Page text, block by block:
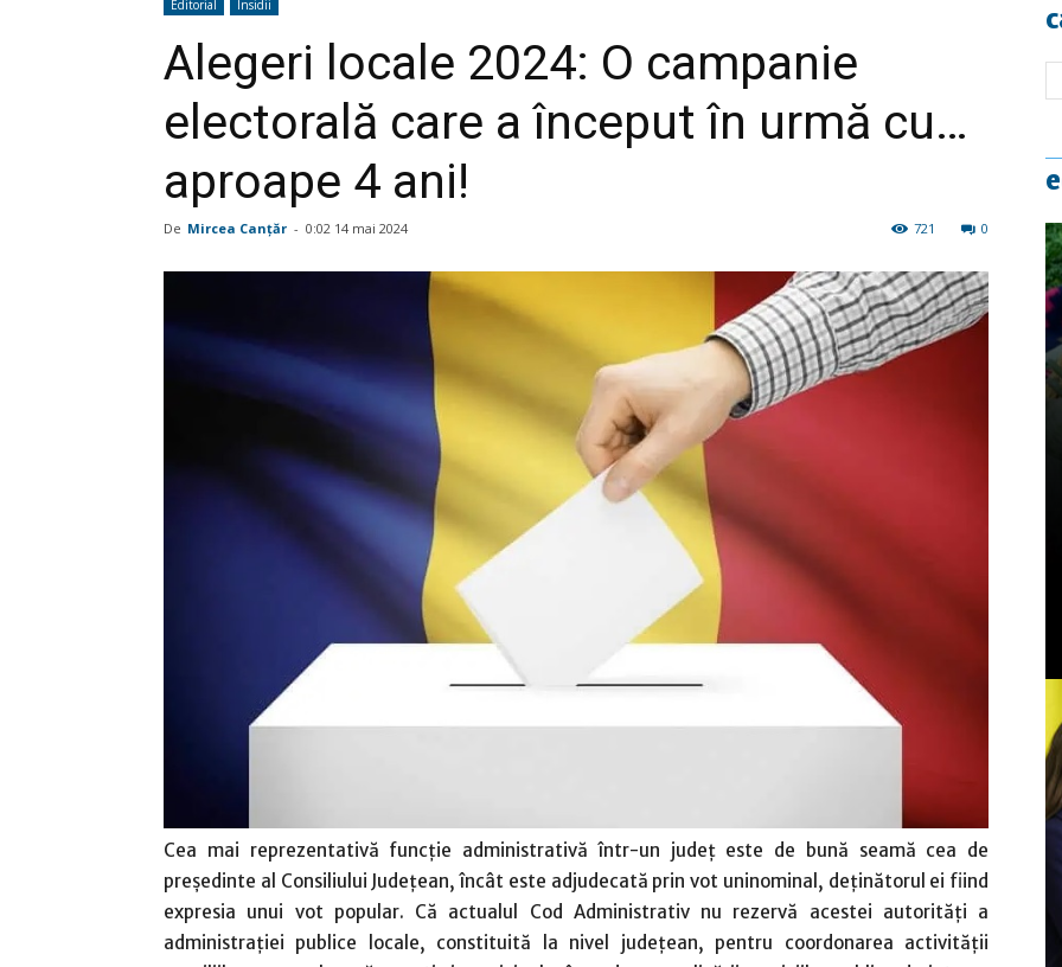
Editorial Insidii
Alegeri locale 2024: O campanie
electorală care a început în urmă cu…
aproape 4 ani!
De Mircea Canţăr - 0:02 14 mai 2024 0
721
Cea mai reprezentativă funcţie administrativă într-un judeţ este de bună seamă cea de
preşedinte al Consiliului Judeţean, încât este adjudecată prin vot uninominal, deţinătorul ei fiind
expresia unui vot popular. Că actualul Cod Administrativ nu rezervă acestei autorităţi a
administraţiei publice locale, constituită la nivel judeţean, pentru coordonarea activităţii